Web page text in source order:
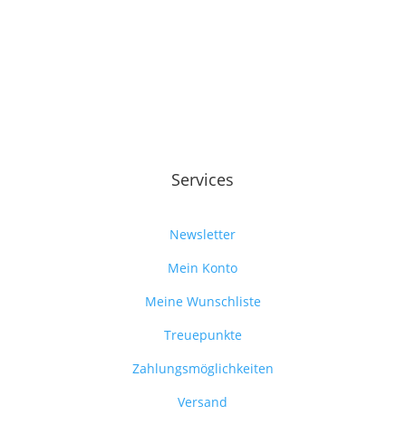
Services
Newsletter
Mein Konto
Meine Wunschliste
Treuepunkte
Zahlungsmöglichkeiten
Versand